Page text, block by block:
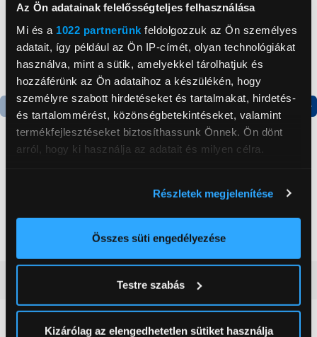
Az Ön adatainak felelősségteljes felhasználása
Mi és a 1022 partnerünk feldolgozzuk az Ön személyes
adatait, így például az Ön IP-címét, olyan technológiákat
használva, mint a sütik, amelyekkel tárolhatjuk és
hozzáférünk az Ön adataihoz a készülékén, hogy
személyre szabott hirdetéseket és tartalmakat, hirdetés-
és tartalommérést, közönségbetekintéseket, valamint
termékfejlesztéseket biztosíthassunk Önnek. Ön dönt
arról, hogy ki használja az adatait és milyen célra.
elhelyezkedéséről pár méteres pontossággal
Az Ön készülékén beazonosítása annak konkrét
módjairól és adja meg preferenciáit aRészletek
pontban. Bármikor módosíthatja vagy visszavonhatja a
Sütinyilatkozathoz való hozzájárulását.
Részletek megjelenítése
Összes süti engedélyezése
Testre szabás
Kizárólag az elengedhetetlen sütiket használja
199 999 Ft
Termék adatlap
Alulfagyasztós
kombinált hűtőszekrény
179 999 Ft
(0)